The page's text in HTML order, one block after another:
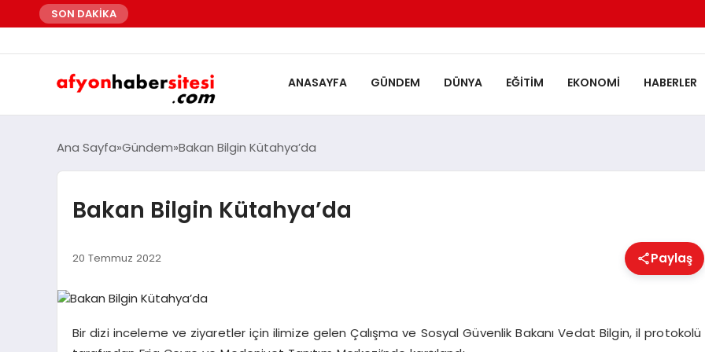
SON DAKİKA
ANASAYFA GÜNDEM DÜNYA EĞITIM EKONOMI HABERLER
Ana Sayfa Gündem Bakan Bilgin Kütahya’da
Bakan Bilgin Kütahya’da
20 Temmuz 2022 Paylaş
Bir dizi inceleme ve ziyaretler için ilimize gelen Çalışma ve Sosyal Güvenlik Bakanı Vedat Bilgin, il protokolü